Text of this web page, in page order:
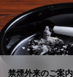
禁煙外来のご案内